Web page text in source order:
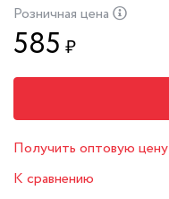
Розничная цена
585 ₽
Получить оптовую цену
К сравнению